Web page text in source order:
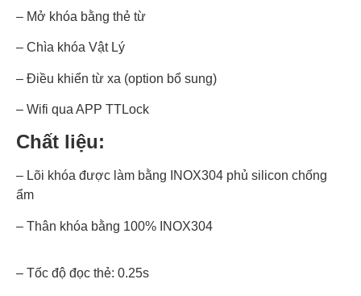
– Mở khóa bằng thẻ từ
– Chìa khóa Vật Lý
– Điều khiển từ xa (option bổ sung)
– Wifi qua APP TTLock
Chất liệu:
– Lõi khóa được làm bằng INOX304 phủ silicon chống
ẩm
– Thân khóa bằng 100% INOX304
– Tốc độ đọc thẻ: 0.25s